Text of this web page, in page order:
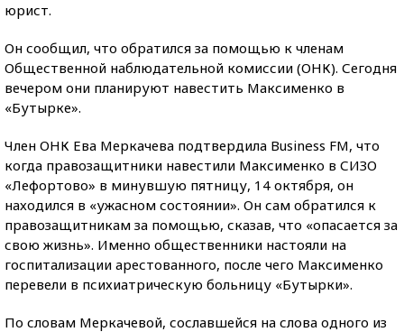
юрист.
Он сообщил, что обратился за помощью к членам
Общественной наблюдательной комиссии (ОНК). Сегодня
вечером они планируют навестить Максименко в
«Бутырке».
Член ОНК Ева Меркачева подтвердила Business FM, что
когда правозащитники навестили Максименко в СИЗО
«Лефортово» в минувшую пятницу, 14 октября, он
находился в «ужасном состоянии». Он сам обратился к
правозащитникам за помощью, сказав, что «опасается за
свою жизнь». Именно общественники настояли на
госпитализации арестованного, после чего Максименко
перевели в психиатрическую больницу «Бутырки».
По словам Меркачевой, сославшейся на слова одного из